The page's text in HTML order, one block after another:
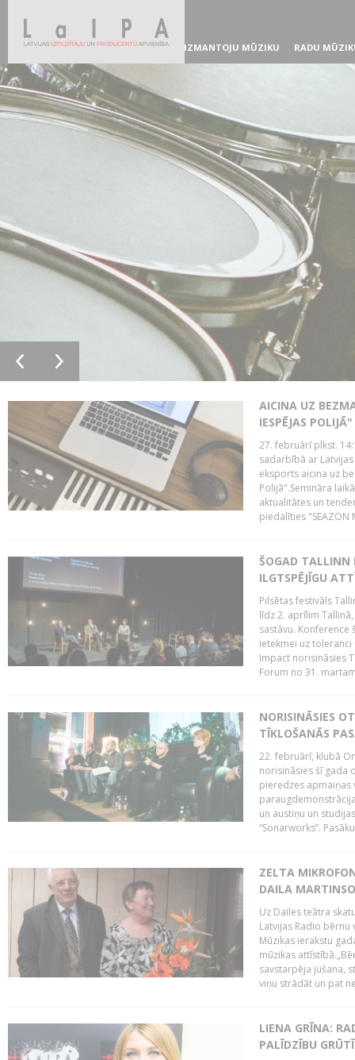
IZMANTOJU MŪZIKU RADU
AICINA UZ
IESPĒJAS POLIJĀ"
27. februārī plkst.
sadarbībā ar
eksports aicina uz
Polijā".Semināra
aktualitātes un
piedalīties "SEAZON
ŠOGAD TALLINN
ILGTSPĒJĪGU
Pilsētas festivāls
līdz 2. aprīlim
sastāvu.
ietekmei uz
Impact norisināsies
Forum no 31.
NORISINĀSIES
TĪKLOŠANĀS
22. februārī, klubā
norisināsies šī gada
pieredzes apmaiņas
un austiņu un
“Sonarworks”.
ZELTA
DAILA
Uz Dailes teātra
Latvijas Radio
Mūzikas ierakstu
mūzikas
savstarpēja jušana,
viņu strādāt un pat
LIENA GRĪNA:
PALĪDZĪBU